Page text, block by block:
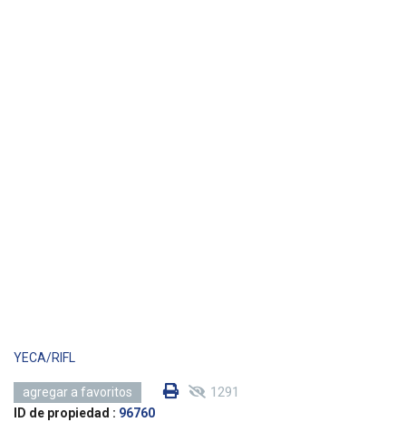
YECA/RIFL
agregar a favoritos 1291
ID de propiedad : 96760